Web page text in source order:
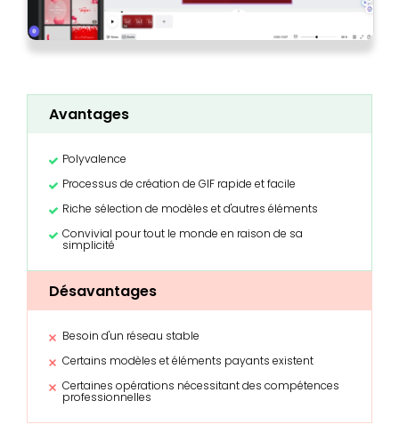
Avantages
Polyvalence
Processus de création de GIF rapide et facile
Riche sélection de modèles et d'autres éléments
Convivial pour tout le monde en raison de sa
simplicité
Désavantages
Besoin d'un réseau stable
Certains modèles et éléments payants existent
Certaines opérations nécessitant des compétences
professionnelles